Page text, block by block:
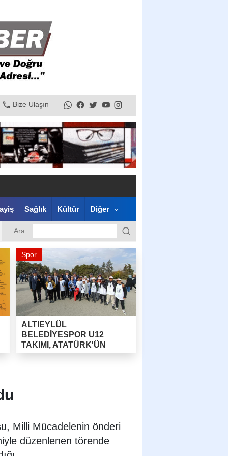
Bize Ulaşın
Sağlık Kültür Diğer
Ara
Spor
ALTIEYLÜL
BELEDİYESPOR U12
TAKIMI, ATATÜRK'ÜN
HUZURUNA ÇIKTI!
Milli Mücadelenin önderi
düzenlenen törende